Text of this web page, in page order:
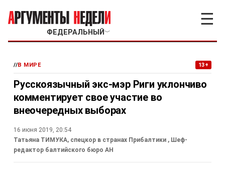
ФЕДЕРАЛЬНЫЙ ﹀
☰
//В МИРЕ 13+
Русскоязычный экс-мэр Риги уклончиво
комментирует свое участие во
внеочередных выборах
16 июня 2019, 20:54
Татьяна ТИМУКА, спецкор в странах Прибалтики , Шеф-
редактор балтийского бюро АН